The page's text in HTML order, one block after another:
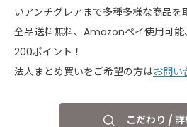
いアンチグレアまで多種多様な商品を
全品送料無料、Amazonペイ使用可能、
200ポイント！
法人まとめ買いをご希望の方はお問い
こだわり /